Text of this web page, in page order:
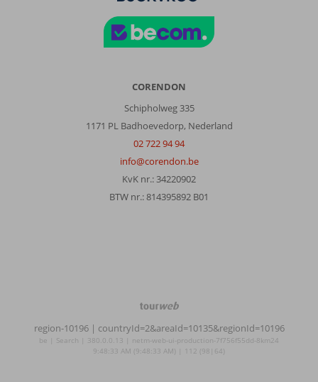
CORENDON
Schipholweg 335
1171 PL Badhoevedorp, Nederland
02 722 94 94
info@corendon.be
KvK nr.: 34220902
BTW nr.: 814395892 B01
TourWeb
NetMatch
region-10196 | countryId=2&areaId=10135&regionId=10196
be | Search | 380.0.0.13 | netm-web-ui-production-7f756f55dd-8km24
9:48:33 AM (9:48:33 AM) | 112 (98|64)